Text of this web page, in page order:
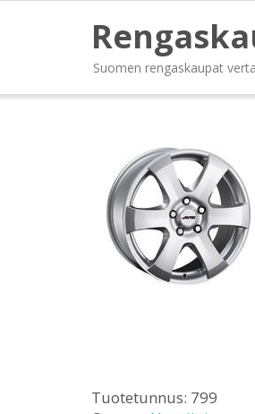
Suomen rengaskaupat
Tuotetunnus: 799